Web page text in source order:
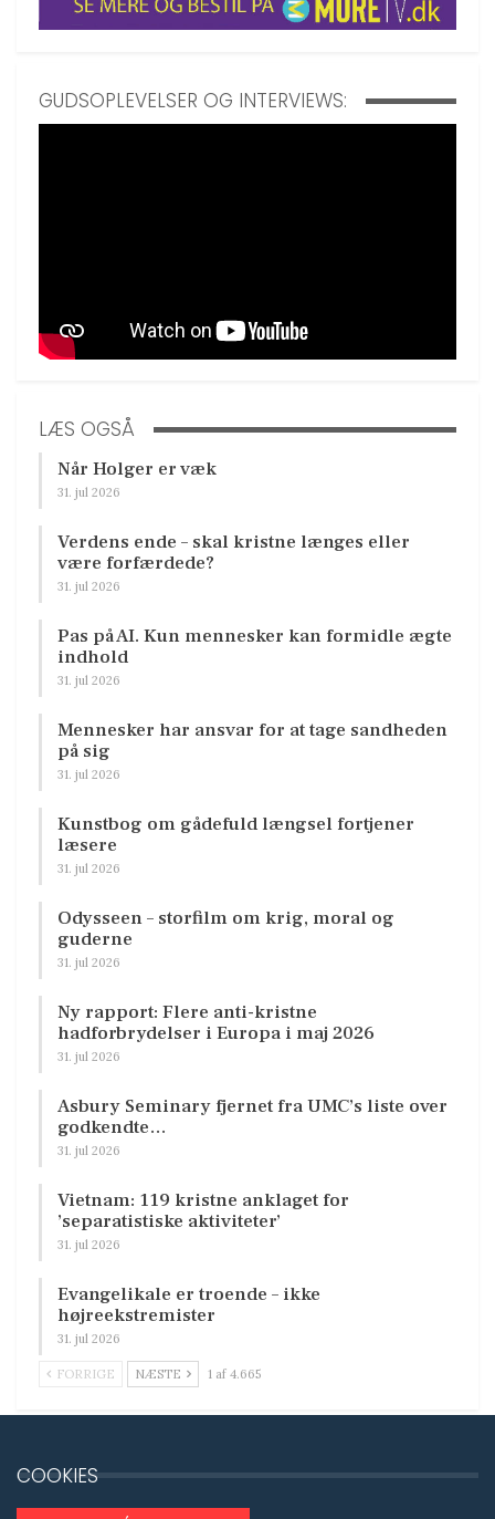
GUDSOPLEVELSER OG INTERVIEWS:
LÆS OGSÅ
Når Holger er væk
31. jul 2026
Verdens ende – skal kristne længes eller
være forfærdede?
31. jul 2026
Pas på AI. Kun mennesker kan formidle ægte
indhold
31. jul 2026
Mennesker har ansvar for at tage sandheden
på sig
31. jul 2026
Kunstbog om gådefuld længsel fortjener
læsere
31. jul 2026
Odysseen – storfilm om krig, moral og
guderne
31. jul 2026
Ny rapport: Flere anti-kristne
hadforbrydelser i Europa i maj 2026
31. jul 2026
Asbury Seminary fjernet fra UMC’s liste over
godkendte…
31. jul 2026
Vietnam: 119 kristne anklaget for
’separatistiske aktiviteter’
31. jul 2026
Evangelikale er troende – ikke
højreekstremister
31. jul 2026
FORRIGE NÆSTE 1 af 4.665
COOKIES